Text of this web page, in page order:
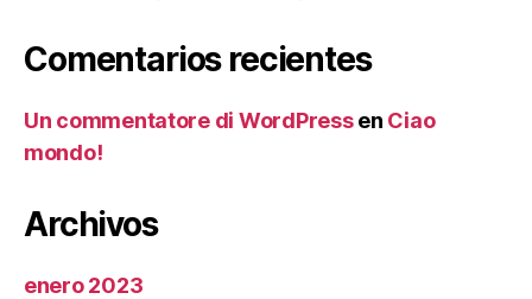
Comentarios recientes
Un commentatore di WordPressen Ciao
mondo!
Archivos
enero 2023